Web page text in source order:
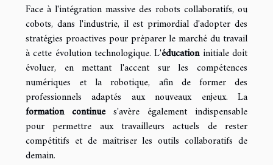
Face à l'intégration massive des robots collaboratifs, ou
cobots, dans l'industrie, il est primordial d'adopter des
stratégies proactives pour préparer le marché du travail
à cette évolution technologique. L'éducationinitiale doit
évoluer, en mettant l'accent sur les compétences
numériques et la robotique, afin de former des
professionnels adaptés aux nouveaux enjeux. La
formation continues'avère également indispensable
pour permettre aux travailleurs actuels de rester
compétitifs et de maîtriser les outils collaboratifs de
demain.